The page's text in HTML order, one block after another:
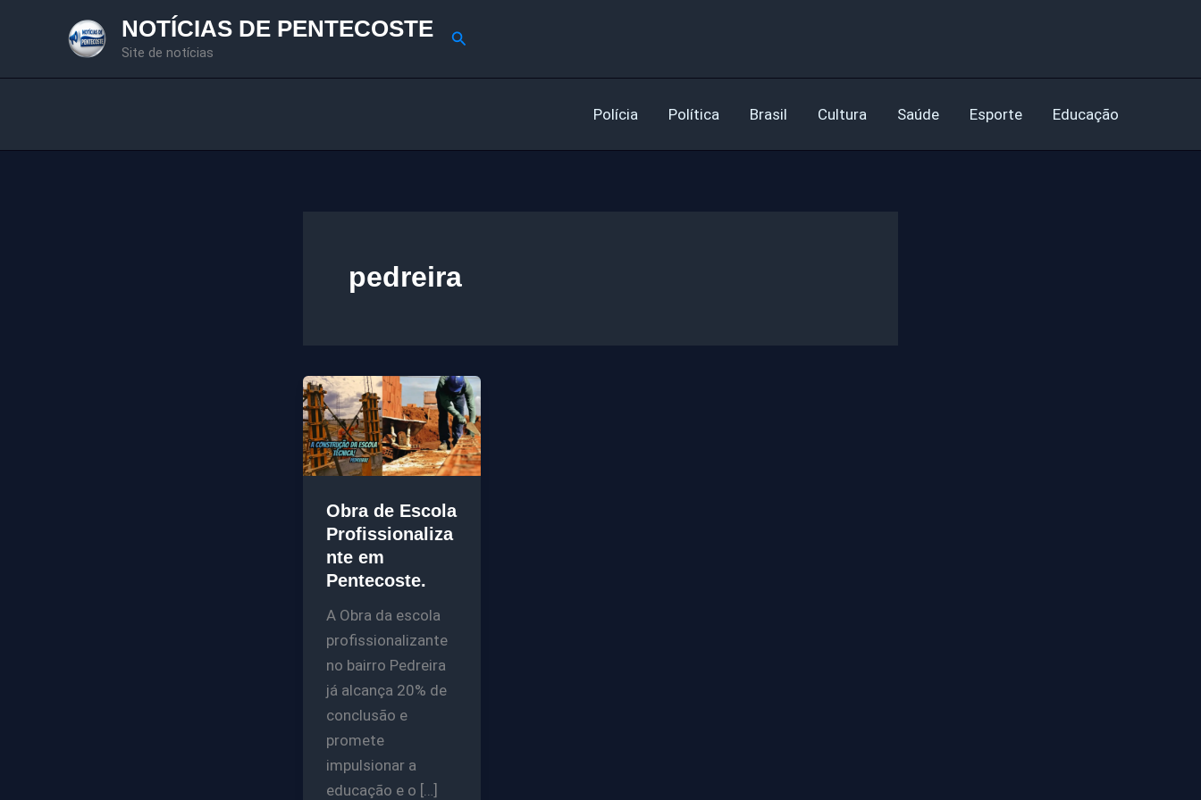
NOTÍCIAS DE PENTECOSTE
Site de notícias
Pesquisar
Polícia Política Brasil Cultura Saúde Esporte Educação
pedreira
Obra de Escola
Profissionaliza
nte em
Pentecoste.
A Obra da escola
profissionalizante
no bairro Pedreira
já alcança 20% de
conclusão e
promete
impulsionar a
educação e o […]